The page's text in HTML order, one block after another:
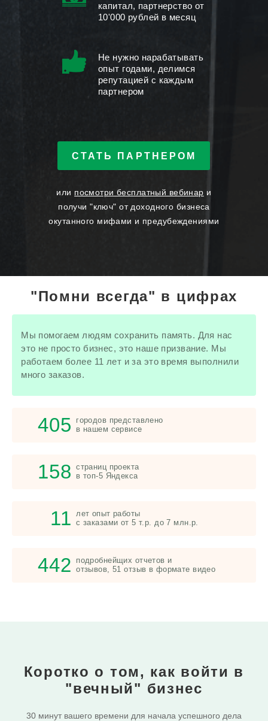
капитал, партнерство от
10'000 рублей в месяц
Не нужно нараба­тывать
опыт годами, делимся
репутацией с каждым
партнером
СТАТЬ ПАРТНЕРОМ
или посмотри бесплатный вебинар и
получи "ключ" от доходного бизнеса
окутанного мифами и предубеждениями
"Помни всегда" в цифрах
Мы помогаем людям сохранить память. Для нас
это не просто бизнес, это наше призвание. Мы
работаем более 11 лет и за это время выполнили
много заказов.
405
городов представлено
в нашем сервисе
158
страниц проекта
в топ-5 Яндекса
11
лет опыт работы
с заказами от 5 т.р. до 7 млн.р.
442
подробнейщих отчетов и
отзывов, 51 отзыв в формате видео
Коротко о том, как войти в
"вечный" бизнес
30 минут вашего времени для начала успешного дела